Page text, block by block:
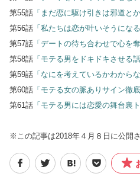
第55話 「まだ恋に駆け引きは邪道と
第56話 「私たちは恋が叶いそうにな
第57話 「デートの待ち合わせで心を
第58話 「モテる男をドキドキさせる
第59話 「なにを考えているかわから
第60話 「モテる女の脈ありサイン徹底
第61話 「モテる男には恋愛の舞台裏
※この記事は2018年４月８日に公開